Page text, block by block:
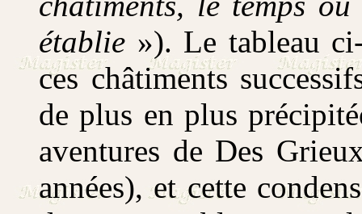
établie »). Le tableau
ces châtiments
de plus en plus
aventures de Des
années), et cette